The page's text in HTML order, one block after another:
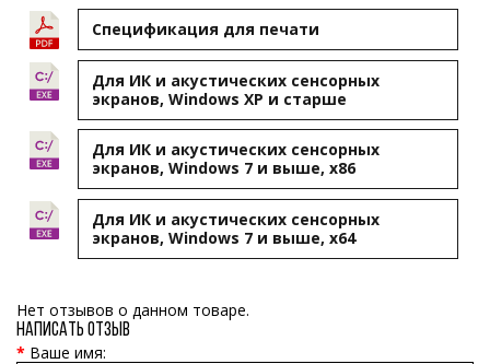
Cпецификация для печати
Для ИК и акустических сенсорных
экранов, Windows XP и старше
Для ИК и акустических сенсорных
экранов, Windows 7 и выше, x86
Для ИК и акустических сенсорных
экранов, Windows 7 и выше, x64
Нет отзывов о данном товаре.
Написать отзыв
Ваше имя: